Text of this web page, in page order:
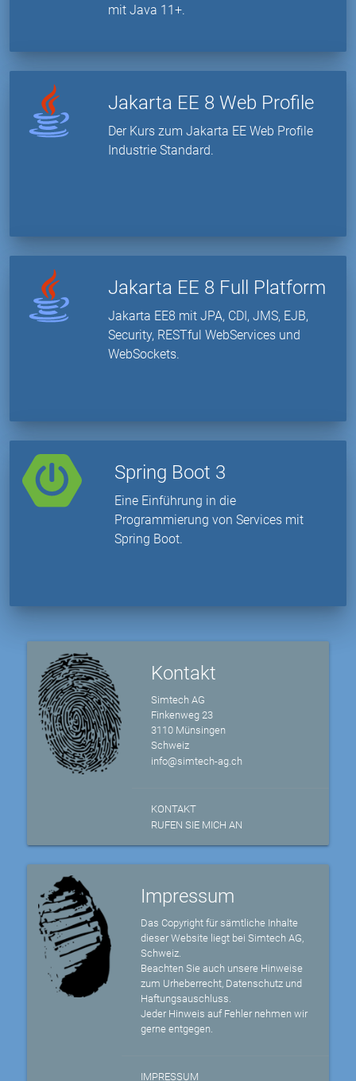
mit Java 11+.
Jakarta EE 8 Web Profile
Der Kurs zum Jakarta EE Web Profile
Industrie Standard.
Jakarta EE 8 Full Platform
Jakarta EE8 mit JPA, CDI, JMS, EJB,
Security, RESTful WebServices und
WebSockets.
Spring Boot 3
Eine Einführung in die
Programmierung von Services mit
Spring Boot.
Kontakt
Simtech AG
Finkenweg 23
3110 Münsingen
Schweiz
info@simtech-ag.ch
KONTAKT
RUFEN SIE MICH AN
Impressum
Das Copyright für sämtliche Inhalte
dieser Website liegt bei Simtech AG,
Schweiz.
Beachten Sie auch unsere Hinweise
zum Urheberrecht, Datenschutz und
Haftungsauschluss.
Jeder Hinweis auf Fehler nehmen wir
gerne entgegen.
IMPRESSUM